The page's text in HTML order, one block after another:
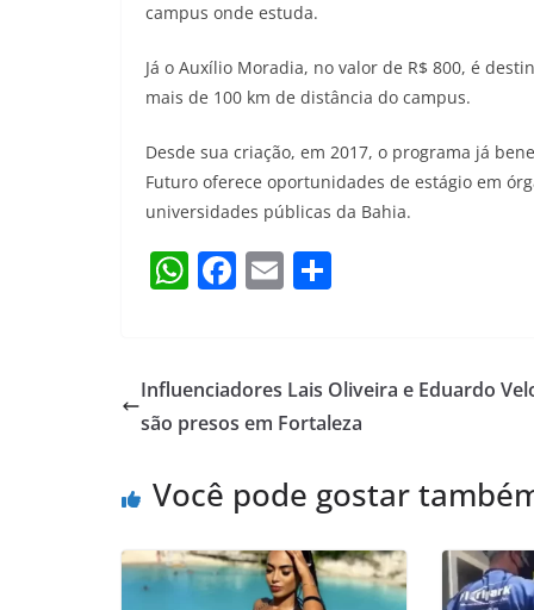
campus onde estuda.
Já o Auxílio Moradia, no valor de R$ 800, é
mais de 100 km de distância do campus.
Desde sua criação, em 2017, o programa já
Futuro oferece oportunidades de estágio em
universidades públicas da Bahia.
W
s
A
p
F
e
b
o
k
E
l e
Influenciadores Lais Oliveira e Eduardo
são presos em Fortaleza
Você pode gostar